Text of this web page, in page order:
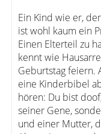
Ein Kind wie er,
ist wohl kaum ein
Einen Elterteil zu
kennt wie
Geburtstag feiern.
eine Kinderbibel
hören: Du bist
seiner Gene,
und einer Mutter,